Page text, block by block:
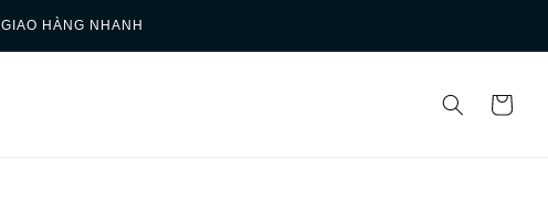
GIAO HÀNG NHANH